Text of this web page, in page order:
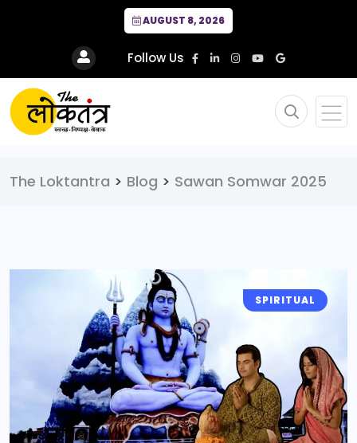
AUGUST 8, 2026
Follow Us
The Loktantra > Blog > Sawan Somwar 2025
SPIRITUAL